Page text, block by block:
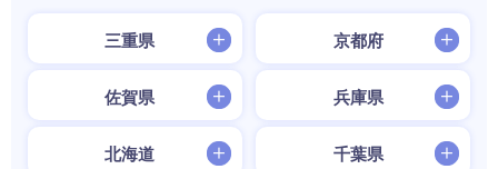
三重県 京都府
佐賀県 兵庫県
北海道 千葉県